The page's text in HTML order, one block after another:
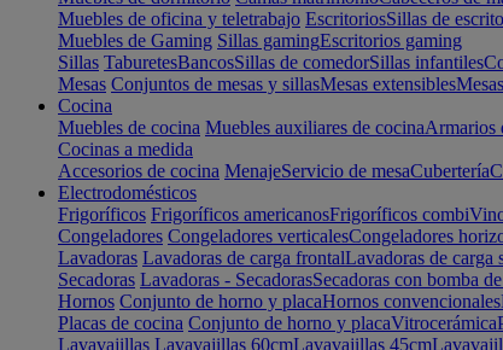
Muebles de oficina y teletrabajo EscritoriosSillas de
Muebles de Gaming Sillas gamingEscritorios gaming
Sillas TaburetesBancosSillas de comedorSillas infantiles
Mesas Conjuntos de mesas y sillasMesas extensibles
Cocina
Muebles de cocina Muebles auxiliares de cocinaArmarios
Cocinas a medida
Accesorios de cocina MenajeServicio de mesaCubertería
Electrodomésticos
Frigoríficos Frigoríficos americanosFrigoríficos combi
Congeladores Congeladores verticalesCongeladores
Lavadoras Lavadoras de carga frontalLavadoras de carga
Secadoras Lavadoras - SecadorasSecadoras con bomba
Hornos Conjunto de horno y placaHornos convencionales
Placas de cocina Conjunto de horno y placaVitrocerámica
Lavavajillas Lavavajillas 60cmLavavajillas 45cm